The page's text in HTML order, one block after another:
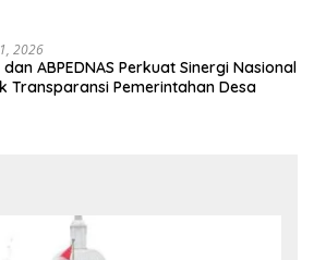
2026
dan ABPEDNAS Perkuat Sinergi Nasional
Transparansi Pemerintahan Desa